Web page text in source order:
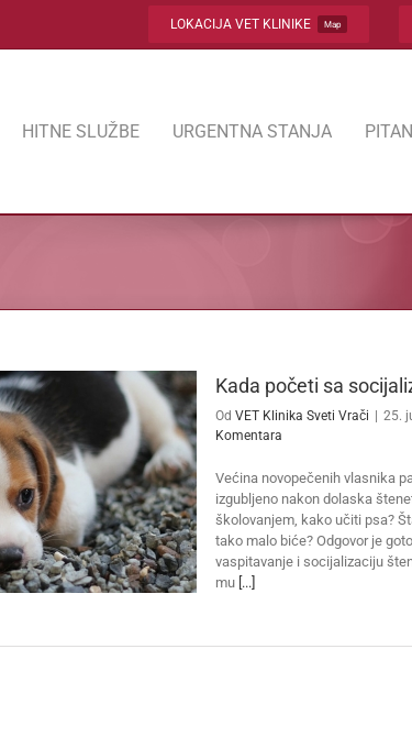
LOKACIJA VET KLINIKE Map
HITNE SLUŽBE URGENTNA STANJA
Kada početi sa
Od VET Klinika Sveti Vrači 25.
Komentara
Većina novopečenih vlasnika
izgubljeno nakon dolaska
školovanjem, kako učiti psa?
tako malo biće? Odgovor je
vaspitavanje i socijalizaciju
mu [...]